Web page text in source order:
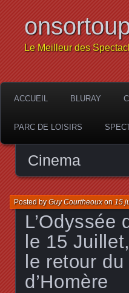
Le Meilleur des
ACCUEIL BLURAY
PARC DE LOISIRS
Cinema
L’Odyssée
le 15
le retour
d’Homère
Posted byGuy Courtheouxon15